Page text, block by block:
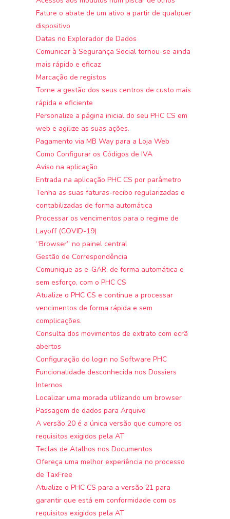
Fature o abate de um ativo a partir de qualquer
dispositivo
Datas no Explorador de Dados
Comunicar à Segurança Social tornou-se ainda
mais rápido e eficaz
Marcação de registos
Torne a gestão dos seus centros de custo mais
rápida e eficiente
Personalize a página inicial do seu PHC CS em
web e agilize as suas ações.
Pagamento via MB Way para a Loja Web
Como Configurar os Códigos de IVA
Aviso na aplicação
Entrada na aplicação PHC CS por parâmetro
Tenha as suas faturas-recibo regularizadas e
contabilizadas de forma automática
Processar os vencimentos para o regime de
Layoff (COVID-19)
“Browser” no painel central
Gestão de Correspondência
Comunique as e-GAR, de forma automática e
sem esforço, com o PHC CS
Atualize o PHC CS e continue a processar
vencimentos de forma rápida e sem
complicações.
Consulta dos movimentos de extrato com ecrã
abertos
Configuração do login no Software PHC
Funcionalidade desconhecida nos Dossiers
Internos
Localizar uma morada utilizando um browser
Passagem de dados para Arquivo
A versão 20 é a única versão que cumpre os
requisitos exigidos pela AT
Teclas de Atalhos nos Documentos
Ofereça uma melhor experiência no processo
de TaxFree
Atualize o PHC CS para a versão 21 para
garantir que está em conformidade com os
requisitos exigidos pela AT